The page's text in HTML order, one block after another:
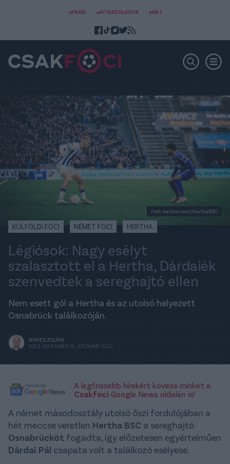
#FRADI #ÁTIGAZOLÁSOK #NB I
Fotó: twitter.com/HerthaBSC
KÜLFÖLDI FOCI NÉMET FOCI HERTHA
Légiósok: Nagy esélyt
szalasztott el a Hertha, Dárdaiék
szenvedtek a sereghajtó ellen
Nem esett gól a Hertha és az utolsó helyezett
Osnabrück találkozóján.
NYIKES ZOLTÁN
2023. DECEMBER 16., SZOMBAT 15:22
A legfrissebb hírekért kövess minket a
Csakfoci Google News oldalán is!
A német másodosztály utolsó őszi fordulójában a
hét meccse veretlen Hertha BSC a sereghajtó
Osnabrücköt fogadta, így előzetesen egyértelműen
Dárdai Pál csapata volt a találkozó esélyese.